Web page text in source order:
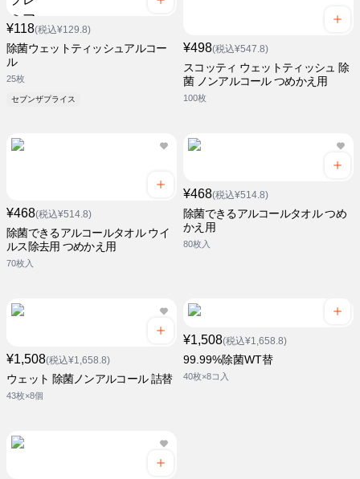
¥118(税込¥129.8)
除菌ウェットティッシュアルコー
ル
25枚
セブンザプライス
¥498(税込¥547.8)
スコッティ ウェットティッシュ 除
菌 ノンアルコール つめかえ用
100枚
¥468(税込¥514.8)
除菌できるアルコールタオル ウイ
ルス除去用 つめかえ用
70枚入
¥468(税込¥514.8)
除菌できるアルコールタオル つめ
かえ用
80枚入
¥1,508(税込¥1,658.8)
ウェット 除菌ノンアルコール 詰替
43枚×8個
¥1,508(税込¥1,658.8)
99.99%除菌WT替
40枚×8コ入